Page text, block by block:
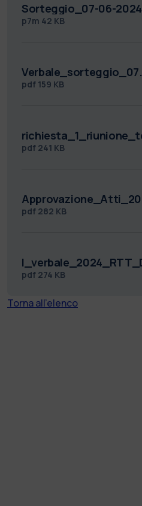
Sorteggio_07-06-
p7m 42 KB
pdf 159 KB
pdf 241 KB
pdf 282 KB
pdf 274 KB
Torna all'elenco